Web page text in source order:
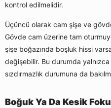
kontrol edilmelidir.
Üçüncü olarak cam şişe ve
Gövde cam üzerine tam
şişe boğazında boşluk hissi
değişebilir. Bu durumda
sızdırmazlık durumuna da
Boğuk Ya Da Kesik